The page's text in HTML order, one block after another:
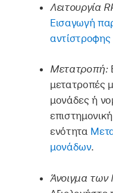
Λειτουργία
Εισαγωγή
Μετατροπή:
μετατροπές
μονάδες ή
ενότητα
μονάδων.
Άνοιγμα